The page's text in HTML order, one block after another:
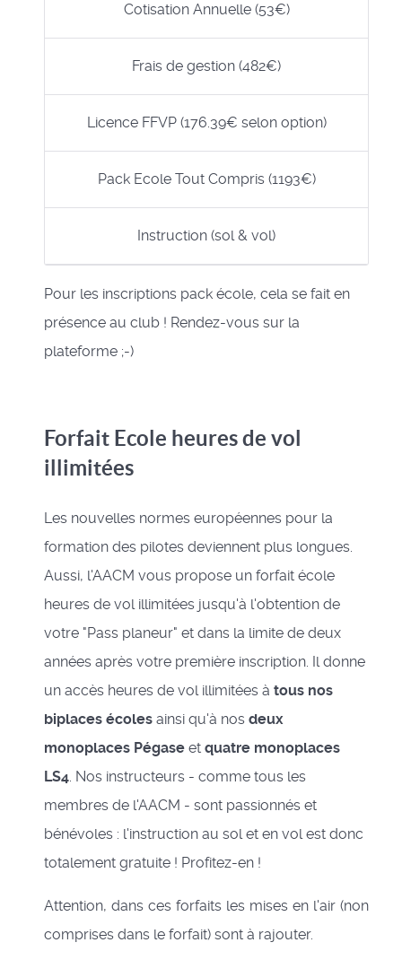
Cotisation Annuelle (53€)
Frais de gestion (482€)
Licence FFVP (176.39€ selon option)
Pack Ecole Tout Compris (1193€)
Instruction (sol & vol)
Pour les inscriptions pack école, cela se fait en
présence au club ! Rendez-vous sur la
plateforme ;-)
Forfait Ecole heures de vol
illimitées
Les nouvelles normes européennes pour la
formation des pilotes deviennent plus longues.
Aussi, l'AACM vous propose un forfait école
heures de vol illimitées jusqu'à l'obtention de
votre "Pass planeur" et dans la limite de deux
années après votre première inscription. Il donne
un accès heures de vol illimitées à tous nos
biplaces écoles ainsi qu'à nos deux
monoplaces Pégase et quatre monoplaces
LS4. Nos instructeurs - comme tous les
membres de l'AACM - sont passionnés et
bénévoles : l'instruction au sol et en vol est donc
totalement gratuite ! Profitez-en !
Attention, dans ces forfaits les mises en l'air (non
comprises dans le forfait) sont à rajouter.